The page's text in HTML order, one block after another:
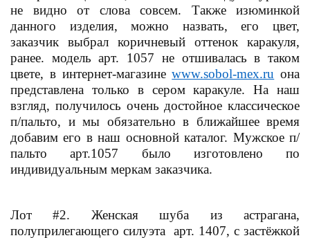
не видно от слова совсем. Также изюминкой
данного изделия, можно назвать, его цвет,
заказчик выбрал коричневый оттенок каракуля,
ранее. модель арт. 1057 не отшивалась в таком
цвете, в интернет-магазинеwww.sobol-mex.ru она
представлена только в сером каракуле. На наш
взгляд, получилось очень достойное классическое
п/пальто, и мы обязательно в ближайшее время
добавим его в наш основной каталог. Мужское п/
пальто арт.1057 было изготовлено по
индивидуальным меркам заказчика.
Лот #2. Женская шуба из астрагана,
полуприлегающего силуэта арт. 1407, с застёжкой